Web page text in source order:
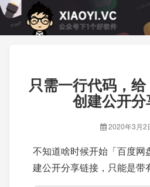
只需一行代码，给
创建公开
2020年3月
不知道啥时候开始「百度网
建公开分享链接，只能是带